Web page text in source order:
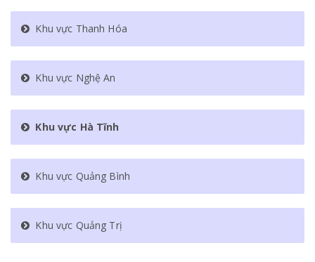
Khu vực Thanh Hóa
Khu vực Nghệ An
Khu vực Hà Tĩnh
Khu vực Quảng Bình
Khu vực Quảng Trị